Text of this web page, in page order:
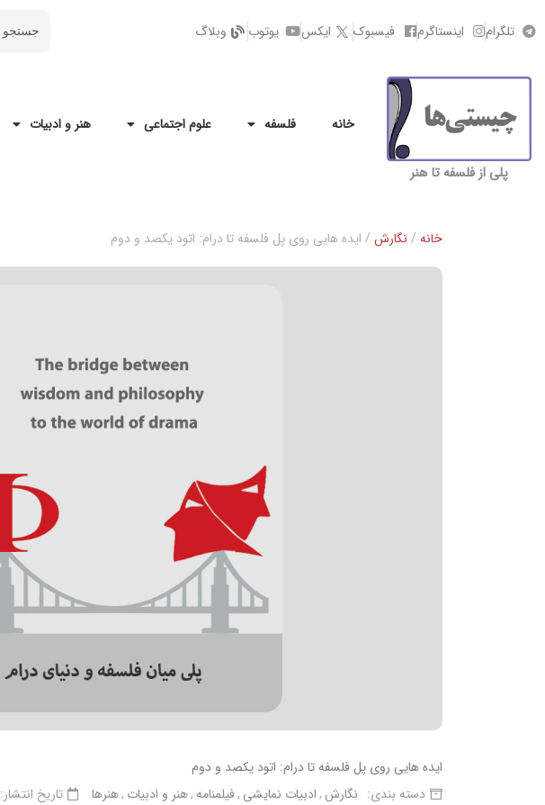
تلگرام اینستاگرم فیسبوک ایکس یوتوب وبلاگ
پلی از فلسفه تا هنر
خانه فلسفه علوم اجتماعی هنر و ادبیات
خانه / نگارش / ایده هایی روی پل فلسفه تا درام: اتود یکصد و دوم
ایده هایی روی پل فلسفه تا درام: اتود یکصد و دوم
دسته بندی: نگارش ادبیات نمایشی فیلمنامه هنر و ادبیات هنرها تاریخ انتشار: